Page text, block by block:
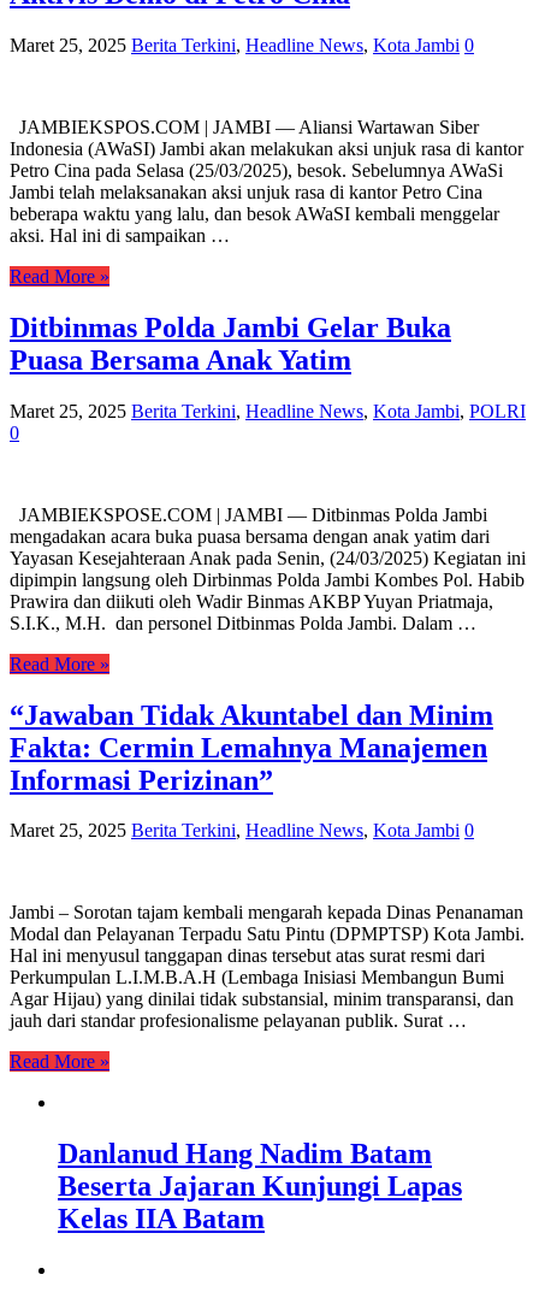
Maret 25, 2025 Berita Terkini, Headline News, Kota Jambi 0
JAMBIEKSPOS.COM | JAMBI — Aliansi Wartawan Siber
Indonesia (AWaSI) Jambi akan melakukan aksi unjuk rasa di kantor
Petro Cina pada Selasa (25/03/2025), besok. Sebelumnya AWaSi
Jambi telah melaksanakan aksi unjuk rasa di kantor Petro Cina
beberapa waktu yang lalu, dan besok AWaSI kembali menggelar
aksi. Hal ini di sampaikan …
Read More »
Ditbinmas Polda Jambi Gelar Buka
Puasa Bersama Anak Yatim
Maret 25, 2025 Berita Terkini, Headline News, Kota Jambi, POLRI
0
JAMBIEKSPOSE.COM | JAMBI — Ditbinmas Polda Jambi
mengadakan acara buka puasa bersama dengan anak yatim dari
Yayasan Kesejahteraan Anak pada Senin, (24/03/2025) Kegiatan ini
dipimpin langsung oleh Dirbinmas Polda Jambi Kombes Pol. Habib
Prawira dan diikuti oleh Wadir Binmas AKBP Yuyan Priatmaja,
S.I.K., M.H. dan personel Ditbinmas Polda Jambi. Dalam …
Read More »
“Jawaban Tidak Akuntabel dan Minim
Fakta: Cermin Lemahnya Manajemen
Informasi Perizinan”
Maret 25, 2025 Berita Terkini, Headline News, Kota Jambi 0
Jambi – Sorotan tajam kembali mengarah kepada Dinas Penanaman
Modal dan Pelayanan Terpadu Satu Pintu (DPMPTSP) Kota Jambi.
Hal ini menyusul tanggapan dinas tersebut atas surat resmi dari
Perkumpulan L.I.M.B.A.H (Lembaga Inisiasi Membangun Bumi
Agar Hijau) yang dinilai tidak substansial, minim transparansi, dan
jauh dari standar profesionalisme pelayanan publik. Surat …
Read More »
Danlanud Hang Nadim Batam
Beserta Jajaran Kunjungi Lapas
Kelas IIA Batam